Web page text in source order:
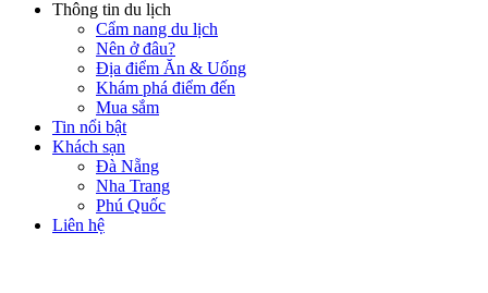
Thông tin du lịch
Cẩm nang du lịch
Nên ở đâu?
Địa điểm Ăn & Uống
Khám phá điểm đến
Mua sắm
Tin nổi bật
Khách sạn
Đà Nẵng
Nha Trang
Phú Quốc
Liên hệ